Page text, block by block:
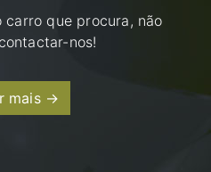
carro que procura, não
nos!
mais →